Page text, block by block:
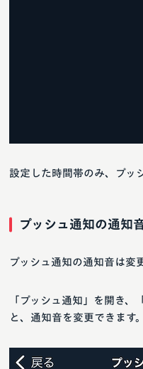
設定した時間帯のみ、プッ
プッシュ通知の通知
プッシュ通知の通知音は変
「プッシュ通知」を開き、
と、通知音を変更できます。